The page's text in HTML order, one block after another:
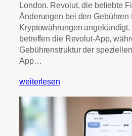
London. Revolut, die beliebte
Änderungen bei den Gebühren
Kryptowährungen
betreffen die Revolut-App,
Gebührenstruktur der
App…
weiterlesen